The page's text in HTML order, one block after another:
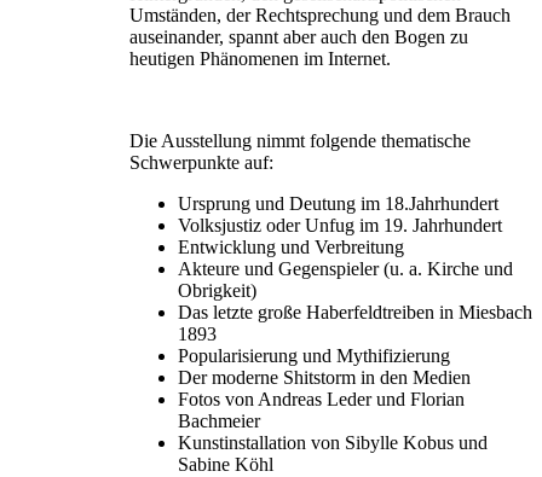
Umständen, der Rechtsprechung und dem Brauch
auseinander, spannt aber auch den Bogen zu
heutigen Phänomenen im Internet.
Die Ausstellung nimmt folgende thematische
Schwerpunkte auf:
Ursprung und Deutung im 18.Jahrhundert
Volksjustiz oder Unfug im 19. Jahrhundert
Entwicklung und Verbreitung
Akteure und Gegenspieler (u. a. Kirche und
Obrigkeit)
Das letzte große Haberfeldtreiben in Miesbach
1893
Popularisierung und Mythifizierung
Der moderne Shitstorm in den Medien
Fotos von Andreas Leder und Florian
Bachmeier
Kunstinstallation von Sibylle Kobus und
Sabine Köhl